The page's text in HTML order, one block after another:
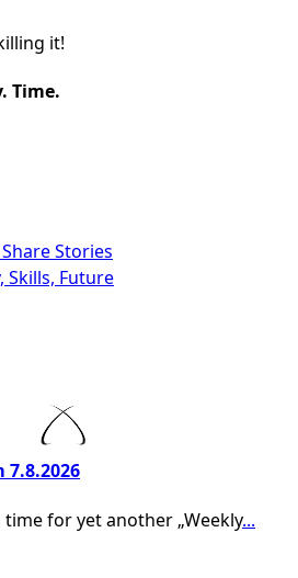
it!
Time.
Stories
Skills, Future
time for yet another „Weekly...